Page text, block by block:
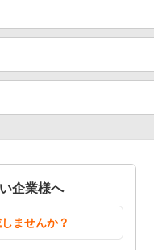
企業様へ
ませんか？